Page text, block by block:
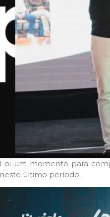
Foi um momento para
neste último período.